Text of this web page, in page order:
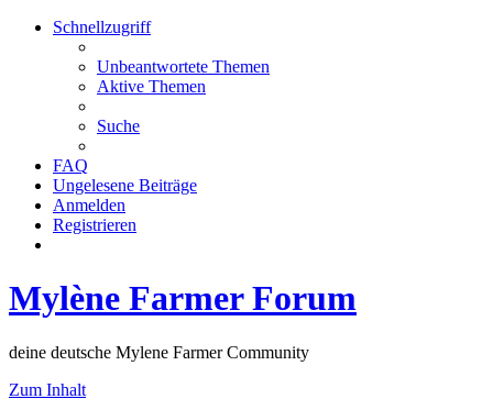
Schnellzugriff
Unbeantwortete Themen
Aktive Themen
Suche
FAQ
Ungelesene Beiträge
Anmelden
Registrieren
Mylène Farmer Forum
deine deutsche Mylene Farmer Community
Zum Inhalt